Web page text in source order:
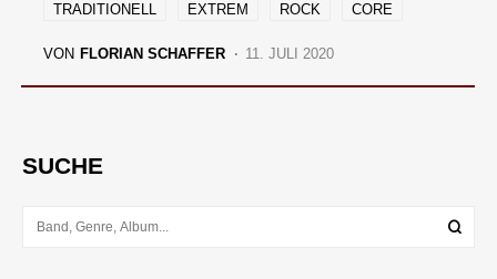
TRADITIONELL EXTREM ROCK CORE
VON FLORIAN SCHAFFER 11. JULI 2020
SUCHE